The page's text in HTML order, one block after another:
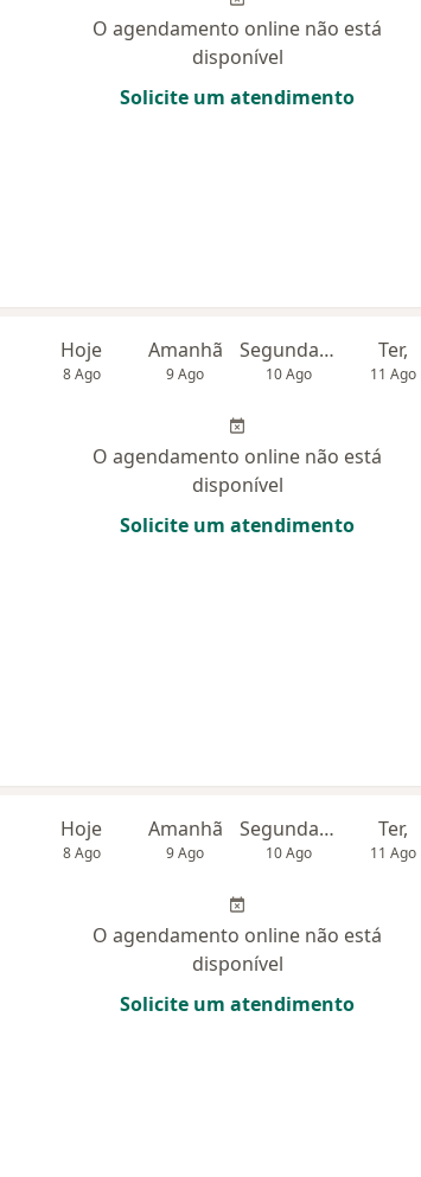
O agendamento online não está
disponível
Solicite um atendimento
Hoje
8 Ago
Amanhã
9 Ago
Segunda-feira
10 Ago
Ter,
11 Ago
O agendamento online não está
disponível
Solicite um atendimento
Hoje
8 Ago
Amanhã
9 Ago
Segunda-feira
10 Ago
Ter,
11 Ago
O agendamento online não está
disponível
Solicite um atendimento